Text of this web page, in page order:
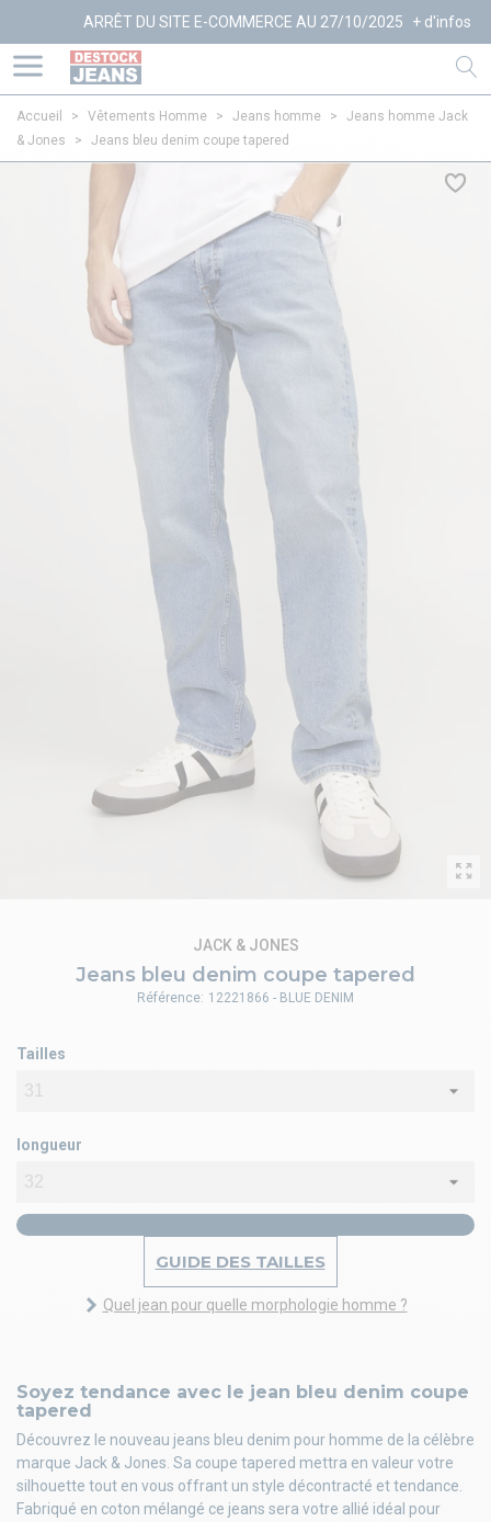
ARRÊT DU SITE E-COMMERCE AU 27/10/2025 + d'infos
Accueil > Vêtements Homme > Jeans homme >
Jeans homme Jack
& Jones
> Jeans bleu denim coupe tapered
Jeans bleu denim coupe tapered
JACK & JONES
Soyez tendance avec le jean bleu denim coupe
tapered
Découvrez le nouveau jeans bleu denim pour homme de la célèbre
marque Jack & Jones. Sa coupe tapered mettra en valeur votre
silhouette tout en vous offrant un style décontracté et tendance.
Fabriqué en coton mélangé ce jeans sera votre allié idéal pour
Tailles
longueur
GUIDE DES TAILLES
Quel jean pour quelle morphologie homme ?
Référence: 12221866 - BLUE DENIM